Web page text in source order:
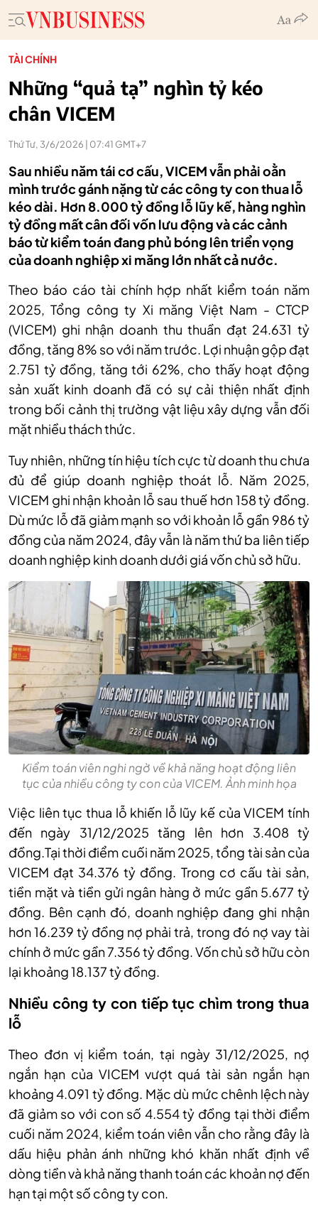
TÀI CHÍNH
Những “quả tạ” nghìn tỷ kéo
chân VICEM
Thứ Tư, 3/6/2026 | 07:41 GMT+7
Sau nhiều năm tái cơ cấu, VICEM vẫn phải oằn
mình trước gánh nặng từ các công ty con thua lỗ
kéo dài. Hơn 8.000 tỷ đồng lỗ lũy kế, hàng nghìn
tỷ đồng mất cân đối vốn lưu động và các cảnh
báo từ kiểm toán đang phủ bóng lên triển vọng
của doanh nghiệp xi măng lớn nhất cả nước.
Theo báo cáo tài chính hợp nhất kiểm toán năm
2025, Tổng công ty Xi măng Việt Nam - CTCP
(VICEM) ghi nhận doanh thu thuần đạt 24.631 tỷ
đồng, tăng 8% so với năm trước. Lợi nhuận gộp đạt
2.751 tỷ đồng, tăng tới 62%, cho thấy hoạt động
sản xuất kinh doanh đã có sự cải thiện nhất định
trong bối cảnh thị trường vật liệu xây dựng vẫn đối
mặt nhiều thách thức.
Tuy nhiên, những tín hiệu tích cực từ doanh thu chưa
đủ để giúp doanh nghiệp thoát lỗ. Năm 2025,
VICEM ghi nhận khoản lỗ sau thuế hơn 158 tỷ đồng.
Dù mức lỗ đã giảm mạnh so với khoản lỗ gần 986 tỷ
đồng của năm 2024, đây vẫn là năm thứ ba liên tiếp
doanh nghiệp kinh doanh dưới giá vốn chủ sở hữu.
Kiểm toán viên nghi ngờ về khả năng hoạt động liên
tục của nhiều công ty con của VICEM. Ảnh minh họa
Việc liên tục thua lỗ khiến lỗ lũy kế của VICEM tính
đến ngày 31/12/2025 tăng lên hơn 3.408 tỷ
đồng.Tại thời điểm cuối năm 2025, tổng tài sản của
VICEM đạt 34.376 tỷ đồng. Trong cơ cấu tài sản,
tiền mặt và tiền gửi ngân hàng ở mức gần 5.677 tỷ
đồng. Bên cạnh đó, doanh nghiệp đang ghi nhận
hơn 16.239 tỷ đồng nợ phải trả, trong đó nợ vay tài
chính ở mức gần 7.356 tỷ đồng. Vốn chủ sở hữu còn
lại khoảng 18.137 tỷ đồng.
Nhiều công ty con tiếp tục chìm trong thua
lỗ
Theo đơn vị kiểm toán, tại ngày 31/12/2025, nợ
ngắn hạn của VICEM vượt quá tài sản ngắn hạn
khoảng 4.091 tỷ đồng. Mặc dù mức chênh lệch này
đã giảm so với con số 4.554 tỷ đồng tại thời điểm
cuối năm 2024, kiểm toán viên vẫn cho rằng đây là
dấu hiệu phản ánh những khó khăn nhất định về
dòng tiền và khả năng thanh toán các khoản nợ đến
hạn tại một số công ty con.